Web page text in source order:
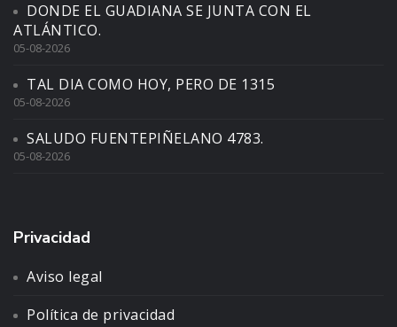
DONDE EL GUADIANA SE JUNTA CON EL
ATLÁNTICO.
05-08-2026
TAL DIA COMO HOY, PERO DE 1315
05-08-2026
SALUDO FUENTEPIÑELANO 4783.
05-08-2026
Privacidad
Aviso legal
Política de privacidad